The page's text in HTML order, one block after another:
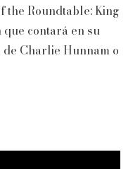
the Roundtable: King
contará en su
Charlie Hunnam o